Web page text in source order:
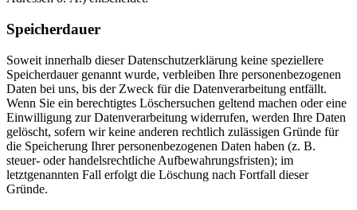
Speicherdauer
Soweit innerhalb dieser Datenschutzerklärung keine speziellere
Speicherdauer genannt wurde, verbleiben Ihre personenbezogenen
Daten bei uns, bis der Zweck für die Datenverarbeitung entfällt.
Wenn Sie ein berechtigtes Löschersuchen geltend machen oder eine
Einwilligung zur Datenverarbeitung widerrufen, werden Ihre Daten
gelöscht, sofern wir keine anderen rechtlich zulässigen Gründe für
die Speicherung Ihrer personenbezogenen Daten haben (z. B.
steuer- oder handelsrechtliche Aufbewahrungsfristen); im
letztgenannten Fall erfolgt die Löschung nach Fortfall dieser
Gründe.